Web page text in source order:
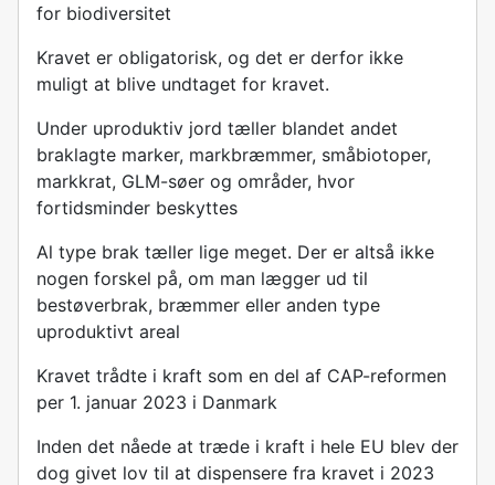
for biodiversitet
Kravet er obligatorisk, og det er derfor ikke
muligt at blive undtaget for kravet.
Under uproduktiv jord tæller blandet andet
braklagte marker, markbræmmer, småbiotoper,
markkrat, GLM-søer og områder, hvor
fortidsminder beskyttes
Al type brak tæller lige meget. Der er altså ikke
nogen forskel på, om man lægger ud til
bestøverbrak, bræmmer eller anden type
uproduktivt areal
Kravet trådte i kraft som en del af CAP-reformen
per 1. januar 2023 i Danmark
Inden det nåede at træde i kraft i hele EU blev der
dog givet lov til at dispensere fra kravet i 2023